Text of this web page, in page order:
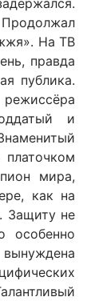
На ТВ
правда
публика.
и
мира,
как на
Защиту не
особенно